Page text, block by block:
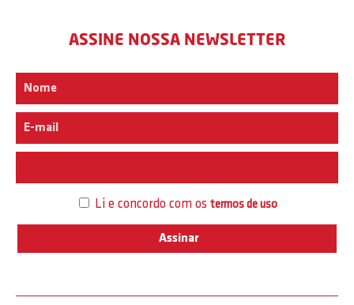
ASSINE NOSSA NEWSLETTER
Li e concordo com os termos de uso